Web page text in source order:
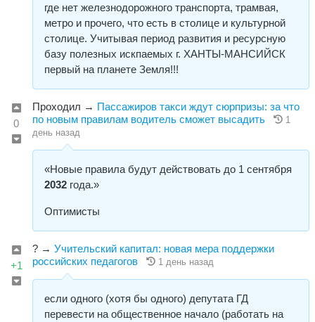
где нет железнодорожного транспорта, трамвая,
метро и прочего, что есть в столице и культурной
столице. Учитывая период развития и ресурсную
базу полезных искпаемых г. ХАНТЫ-МАНСИЙСК
первый на планете Земля!!!
0
Проходил → Пассажиров такси ждут сюрпризы: за что
по новым правилам водитель сможет высадить
1
день назад
«Новые правила будут действовать до 1 сентября
2032 года.»
Оптимисты
+1
? → Учительский капитал: новая мера поддержки
российских педагогов
1 день назад
если одного (хотя бы одного) депутата ГД
перевести на общественное начало (работать на